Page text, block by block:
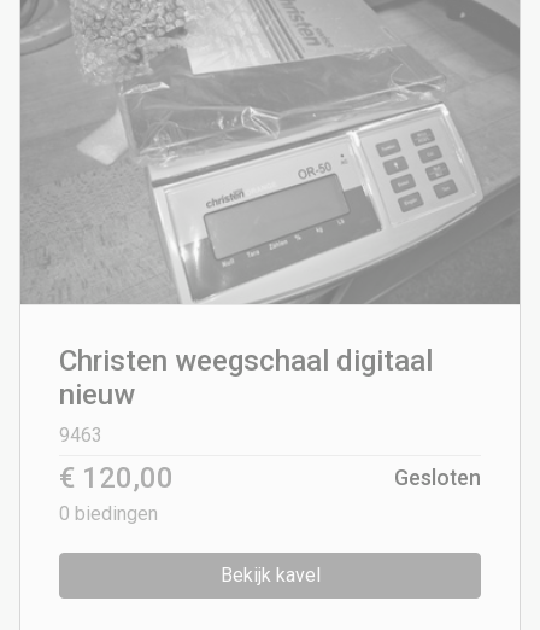
Christen weegschaal digitaal
nieuw
9463
€ 120,00
0 biedingen
Gesloten
Bekijk kavel